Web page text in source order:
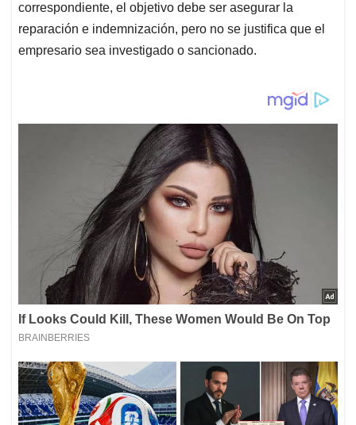
correspondiente, el objetivo debe ser asegurar la
reparación e indemnización, pero no se justifica que el
empresario sea investigado o sancionado.